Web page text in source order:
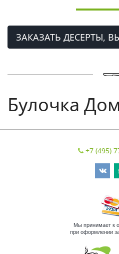
ЗАКАЗАТЬ ДЕСЕРТЫ,
Булочка
+7 (495)
Мы принимает к
при оформлении